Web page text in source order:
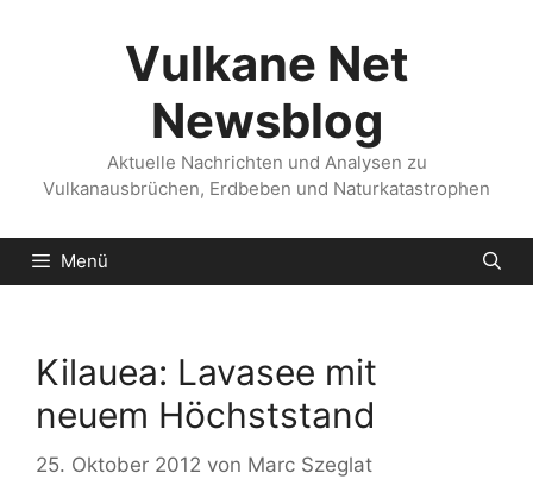
Vulkane Net
Newsblog
Aktuelle Nachrichten und Analysen zu
Vulkanausbrüchen, Erdbeben und Naturkatastrophen
Menü
Kilauea: Lavasee mit
neuem Höchststand
25. Oktober 2012 von Marc Szeglat